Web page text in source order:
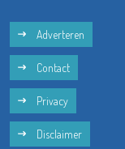
Adverteren
Contact
Privacy
Disclaimer